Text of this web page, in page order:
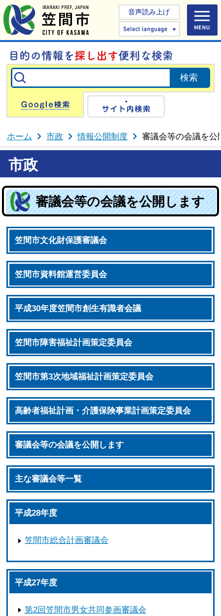
音声読み上げ
Select
Google検索
ホーム 市政 情報公開制度 審議会等の会議を公
市政
審議会等の会議を公開します
笠間市文化財保護審議会
笠間市資料館運営委員会
平成30年度笠間市創生有識者会議
笠間市障害福祉計画策定委員会
笠間市第3次地域福祉計画策定委員会
高齢者福祉計画・介護保険事業計画策定委員会
審議会等の会議を公開します
主な審議会等一覧
平成28年度
笠間市総合計画審議会
平成27年度
第2回笠間市男女共同参画審議会